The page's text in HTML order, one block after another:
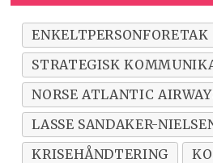
ENKELTPERSONFORETAK
STRATEGISK
NORSE ATLANTIC
LASSE SANDAKER-
KRISEHÅNDTERING